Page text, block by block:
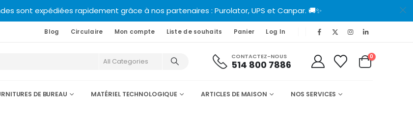
sont expédiées rapidement grâce à nos partenaires : Purolator, UPS et Canpar. 🚚✨
Blog Circulaire Mon compte Liste de souhaits Panier Log In
CONTACTEZ-NOUS
514 800 7886
0
DE BUREAU MATÉRIEL TECHNOLOGIQUE ARTICLES DE MAISON NOS SERVICES